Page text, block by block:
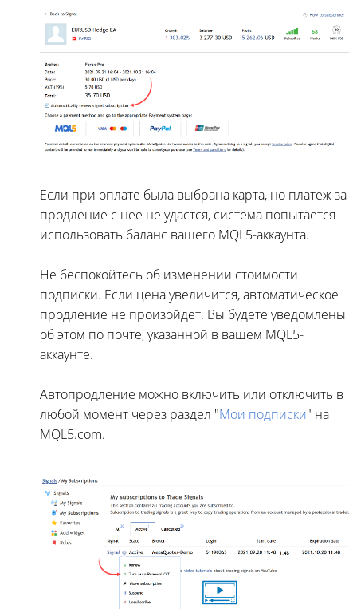
Если при оплате была выбрана карта, но платеж за
продление с нее не удастся, система попытается
использовать баланс вашего MQL5-аккаунта.
Не беспокойтесь об изменении стоимости
подписки. Если цена увеличится, автоматическое
продление не произойдет. Вы будете уведомлены
об этом по почте, указанной в вашем MQL5-
аккаунте.
Автопродление можно включить или отключить в
любой момент через раздел "Мои подписки" на
MQL5.com.